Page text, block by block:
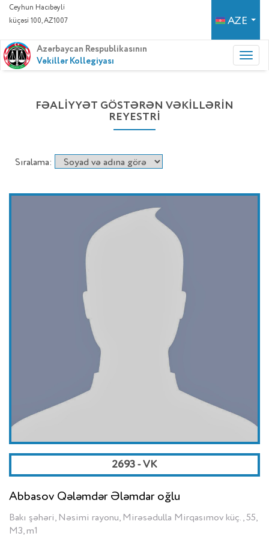
Ceyhun Hacıbəyli
küçəsi 100, AZ1007
AZE
Azərbaycan Respublikasının
Vəkillər Kollegiyası
FƏALİYYƏT GÖSTƏRƏN VƏKİLLƏRİN
REYESTRİ
Sıralama:
2693 - VK
Abbasov Qələmdər Ələmdar oğlu
Bakı şəhəri, Nəsimi rayonu, Mirəsədulla Mirqasımov küç., 55,
M3, m1